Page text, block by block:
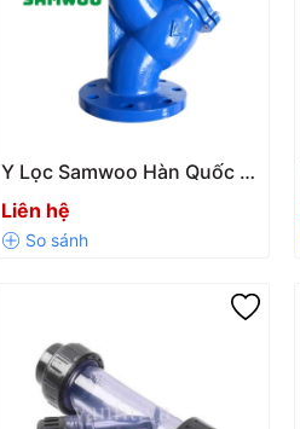
Y Lọc Samwoo Hàn Quốc –
Lọc Sạch Tạp Chất, Bảo Vệ
Hệ Thống Hiệu Quả
Liên hệ